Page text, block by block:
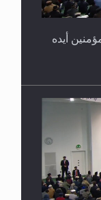
أيده